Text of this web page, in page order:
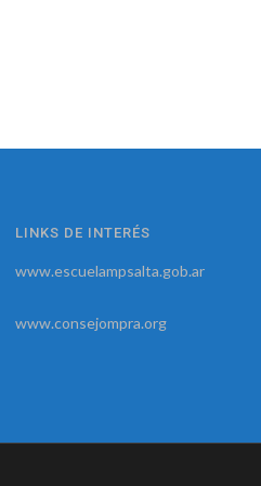
LINKS DE INTERÉS
www.escuelampsalta.gob.ar
www.consejompra.org